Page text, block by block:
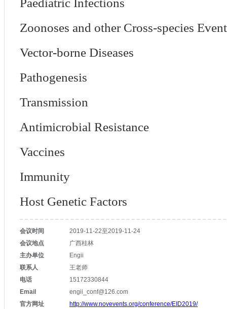
Paediatric Infections
Zoonoses and other Cross-species
Vector-borne Diseases
Pathogenesis
Transmission
Antimicrobial Resistance
Vaccines
Immunity
Host Genetic Factors
会议时间
2019-11-22至2019-11-24
会议地点
广西桂林
主办单位
Engii
联系人
王老师
电话
15172330844
Email
engii_conf@126.com
官方网址
http://www.novevents.org/conference/EID2019/